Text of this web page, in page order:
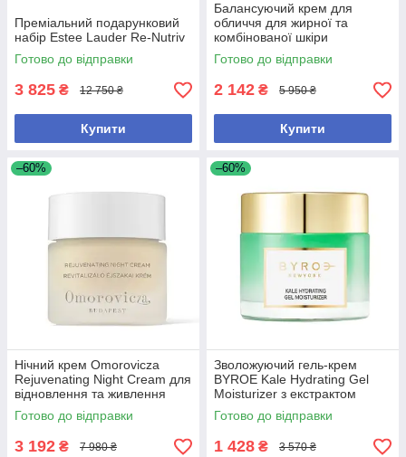
Преміальний подарунковий
набір Estee Lauder Re-Nutriv
Готово до відправки
3 825 ₴ 12 750 ₴
Купити
Балансуючий крем для
обличчя для жирної та
комбінованої шкіри
Omorovicza Balancing
Moisturiser 50 мл
Готово до відправки
2 142 ₴ 5 950 ₴
Купити
–60%
Нічний крем Omorovicza
Rejuvenating Night Cream для
відновлення та живлення
шкіри 50 мл
Готово до відправки
3 192 ₴ 7 980 ₴
–60%
Зволожуючий гель-крем
BYROE Kale Hydrating Gel
Moisturizer з екстрактом
кейлу для інтенсивного
зволоження шкіри, 50 мл
Готово до відправки
1 428 ₴ 3 570 ₴